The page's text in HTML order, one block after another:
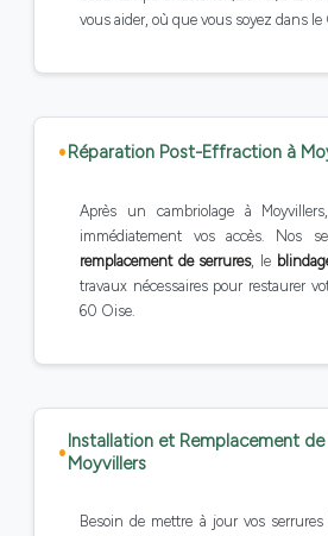
vous aider, où que vous soyez dans le
Réparation Post-Effraction à
Après un cambriolage à
immédiatement vos accès. Nos
remplacement de serrures, le
travaux nécessaires pour restaurer
60 Oise.
Installation et Remplacement de
Moyvillers
Besoin de mettre à jour vos